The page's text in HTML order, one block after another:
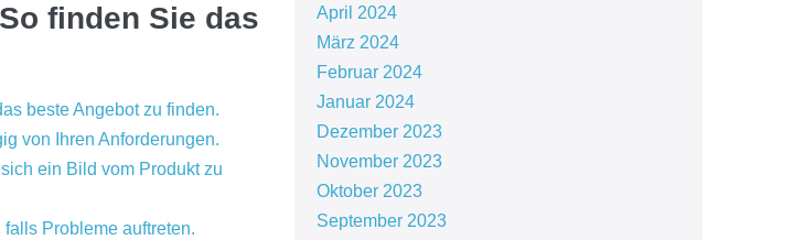
finden Sie das
beste Angebot zu finden.
von Ihren Anforderungen.
ein Bild vom Produkt zu
Probleme auftreten.
April 2024
März 2024
Februar 2024
Januar 2024
Dezember 2023
November 2023
Oktober 2023
September 2023